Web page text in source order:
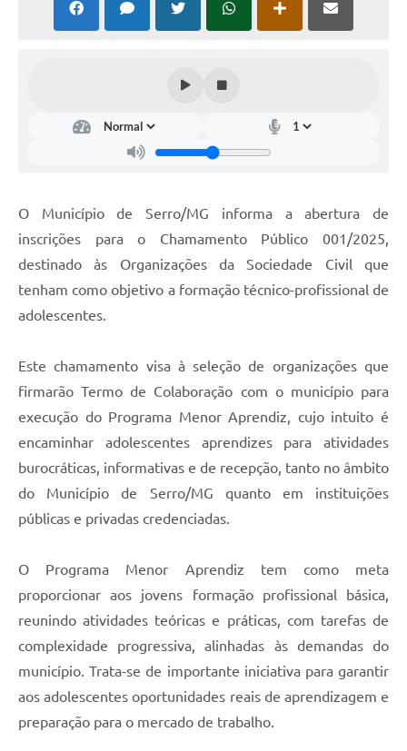
Emissão de Contracheque
Chamamento Público
Arquivos para Download
SIC
Covid -19 em Serro
Audiências Públicas
Galeria de Vídeos
Diário Oficial
Contratos, Convênios e Publicações MROSC
Notícias
Contato
O Município de Serro/MG informa a abertura de
inscrições para o Chamamento Público 001/2025,
destinado às Organizações da Sociedade Civil que
tenham como objetivo a formação técnico-profissional de
adolescentes.
Este chamamento visa à seleção de organizações que
firmarão Termo de Colaboração com o município para
execução do Programa Menor Aprendiz, cujo intuito é
encaminhar adolescentes aprendizes para atividades
burocráticas, informativas e de recepção, tanto no âmbito
do Município de Serro/MG quanto em instituições
públicas e privadas credenciadas.
O Programa Menor Aprendiz tem como meta
proporcionar aos jovens formação profissional básica,
reunindo atividades teóricas e práticas, com tarefas de
complexidade progressiva, alinhadas às demandas do
município. Trata-se de importante iniciativa para garantir
aos adolescentes oportunidades reais de aprendizagem e
preparação para o mercado de trabalho.